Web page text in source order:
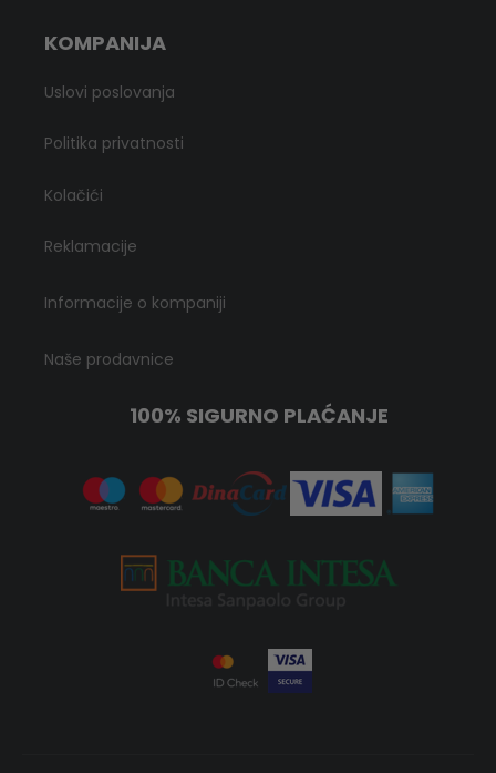
KOMPANIJA
Uslovi poslovanja
Politika privatnosti
Kolačići
Reklamacije
Informacije o kompaniji
Naše prodavnice
100% SIGURNO PLAĆANJE